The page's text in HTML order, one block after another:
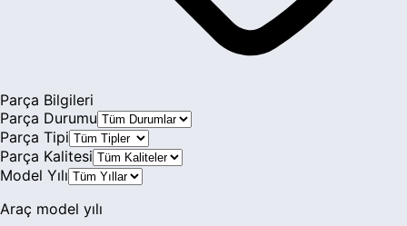
Parça Bilgileri
Parça Durumu
Parça Tipi
Parça Kalitesi
Model Yılı
Araç model yılı